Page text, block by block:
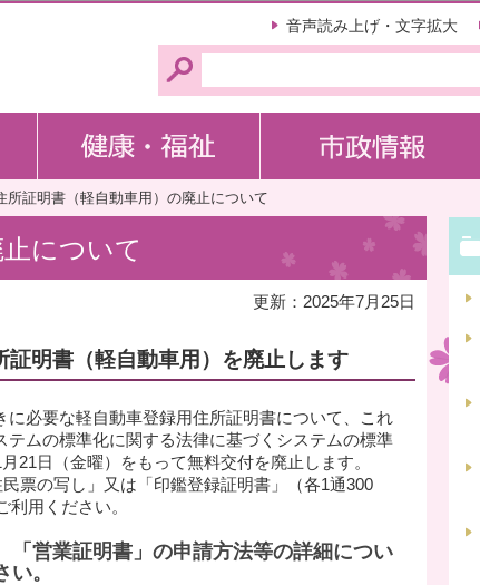
音声読み上げ・文字拡大
所証明書（軽自動車用）の廃止について
について
更新：2025年7月25日
明書（軽自動車用）を廃止します
必要な軽自動車登録用住所証明書について、これ
ムの標準化に関する法律に基づくシステムの標準
21日（金曜）をもって無料交付を廃止します。
票の写し」又は「印鑑登録証明書」（各1通300
用ください。
「営業証明書」の申請方法等の詳細につい
。